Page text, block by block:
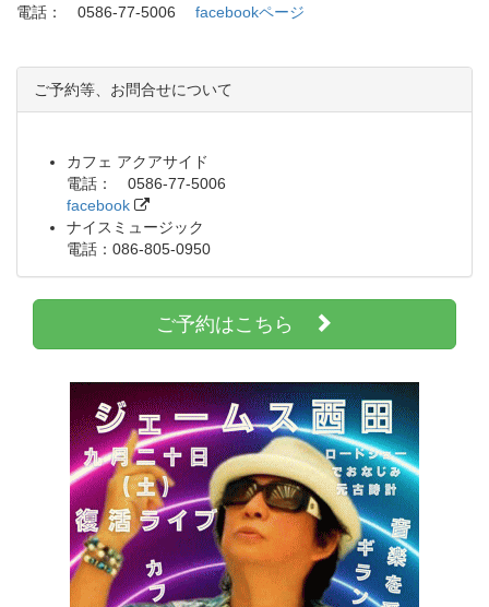
電話： 0586-77-5006 facebookページ
ご予約等、お問合せについて
カフェ アクアサイド
電話： 0586-77-5006
facebook
ナイスミュージック
電話：086-805-0950
ご予約はこちら